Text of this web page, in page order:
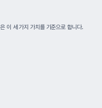
이 세 가지 가치를 기준으로 합니다.